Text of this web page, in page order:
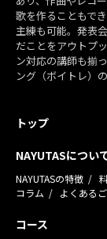
歌を作ることもで
主練も可能。発表
だことをアウトプ
ン対応の講師も揃
ング（ボイトレ）
トップ
NAYUTASについ
NAYUTASの特徴
コラム
よくある
コース